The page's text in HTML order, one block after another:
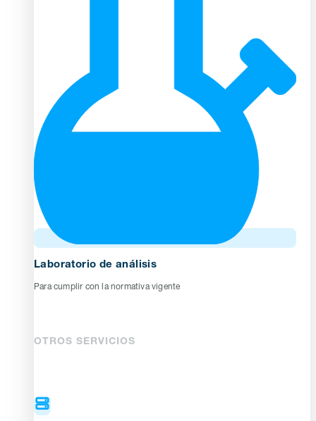
Laboratorio de análisis
Para cumplir con la normativa vigente
OTROS SERVICIOS